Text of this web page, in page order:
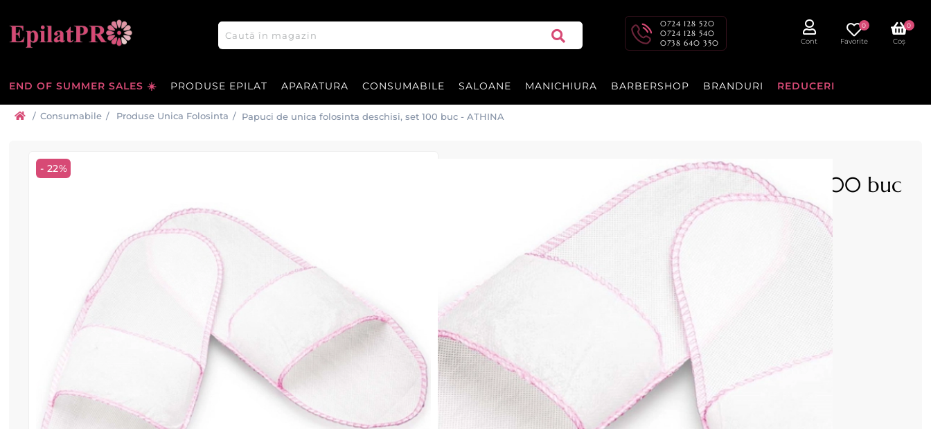
0724 128 520
0724 128 540
0738 640 350
Cont Favorite
0
Coș
0
END OF SUMMER SALES ☀️ PRODUSE EPILAT APARATURA CONSUMABILE SALOANE MANICHIURA BARBERSHOP BRANDURI REDUCERI
/ Consumabile / Produse Unica Folosinta / Papuci de unica folosinta deschisi, set 100 buc - ATHINA
- 22%
Papuci de unica folosinta deschisi, set 100 buc
Papuci margine ROZ la set de 100 bucati, de unica folosinta, deschisi in fata
Adăugați recenzia dvs.
Cod produs:
43,00 lei